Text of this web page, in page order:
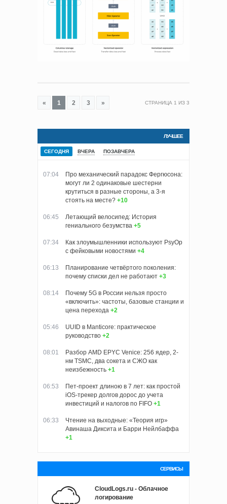
« 1 2 3 » СТРАНИЦА 1 ИЗ 3
ЛУЧШЕЕ
СЕГОДНЯ ВЧЕРА ПОЗАВЧЕРА
07:04
Про механический парадокс Фергюсона:
могут ли 2 одинаковые шестерни
крутиться в разные стороны, а 3-я
стоять на месте? +10
06:45
Летающий велосипед: История
гениального безумства +5
07:34
Как злоумышленники используют PsyOp
с фейковыми новостями +4
06:13
Планирование четвёртого поколения:
почему списки дел не работают +3
08:14
Почему 5G в России нельзя просто
«включить»: частоты, базовые станции и
цена перехода +2
05:46
UUID в Manticore: практическое
руководство +2
08:01
Разбор AMD EPYC Venice: 256 ядер, 2-
нм TSMC, два сокета и СЖО как
неизбежность +1
06:53
Пет-проект длиною в 7 лет: как простой
iOS-трекер долгов дорос до учета
инвестиций и налогов по FIFO +1
06:33
Чтение на выходные: «Теория игр»
Авинаша Диксита и Барри Нейлбаффа
+1
СЕРВИСЫ
CloudLogs.ru - Облачное
логирование